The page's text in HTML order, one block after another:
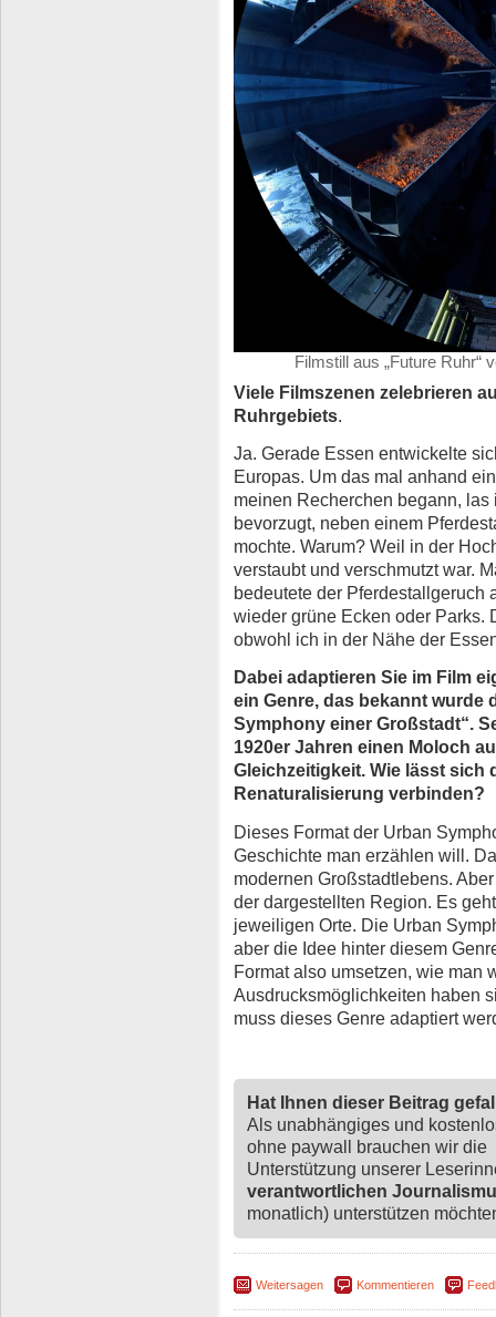
Filmstill aus „Future Ruhr“
Viele Filmszenen zelebrieren
Ruhrgebiets.
Ja. Gerade Essen entwickelte
Europas. Um das mal anhand
meinen Recherchen begann,
bevorzugt, neben einem
mochte. Warum? Weil in der
verstaubt und verschmutzt war.
bedeutete der Pferdestallgeruch
wieder grüne Ecken oder Parks.
obwohl ich in der Nähe der
Dabei adaptieren Sie im Film
ein Genre, das bekannt wurde
Symphony einer Großstadt“.
1920er Jahren einen Moloch
Gleichzeitigkeit. Wie lässt sich
Renaturalisierung verbinden?
Dieses Format der Urban
Geschichte man erzählen will.
modernen Großstadtlebens.
der dargestellten Region. Es
jeweiligen Orte. Die Urban
aber die Idee hinter diesem
Format also umsetzen, wie man
Ausdrucksmöglichkeiten haben
muss dieses Genre adaptiert
Hat Ihnen dieser Beitrag
Als unabhängiges und
ohne paywall brauchen wir die
Unterstützung unserer
verantwortlichen
monatlich) unterstützen
Weitersagen Kommentieren